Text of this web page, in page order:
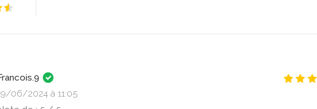
06/2024 à 11:05